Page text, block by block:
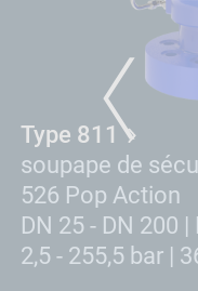
Type 811
soupape de
526 Pop Action
DN 25 - DN 200
2,5 - 255,5 bar |